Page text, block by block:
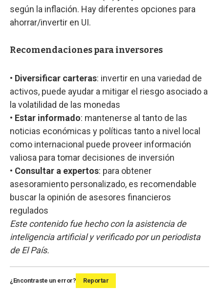
según la inflación. Hay diferentes opciones para
ahorrar/invertir en UI.
Recomendaciones para inversores
• Diversificar carteras: invertir en una variedad de
activos, puede ayudar a mitigar el riesgo asociado a
la volatilidad de las monedas
• Estar informado: mantenerse al tanto de las
noticias económicas y políticas tanto a nivel local
como internacional puede proveer información
valiosa para tomar decisiones de inversión
• Consultar a expertos: para obtener
asesoramiento personalizado, es recomendable
buscar la opinión de asesores financieros
regulados
Este contenido fue hecho con la asistencia de
inteligencia artificial y verificado por un periodista
de El País.
¿Encontraste un error? Reportar